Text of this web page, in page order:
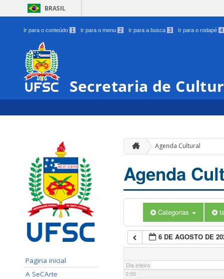
BRASIL
Ir para o conteúdo 1 Ir para o menu 2 Ir para a busca 3 Ir para o rodapé 4
Secretaria de
Pagina inicial
A SeCArte
Agenda Cultural
Agenda
Categorias
6 DE AGOSTO DE
Dia inteiro
0:00